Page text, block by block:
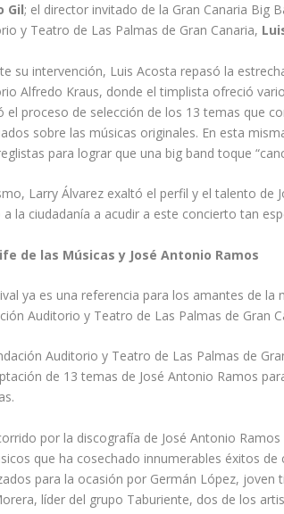
Gil; el director invitado de la Gran Canaria Big
y Teatro de Las Palmas de Gran Canaria,
su intervención, Luis Acosta repasó la
Alfredo Kraus, donde el timplista ofreció
el proceso de selección de los 13 temas que
sobre las músicas originales. En esta
para lograr que una big band toque
Larry Álvarez exaltó el perfil y el talento de
a la ciudadanía a acudir a este concierto tan
de las Músicas y José Antonio Ramos
ya es una referencia para los amantes de
Auditorio y Teatro de Las Palmas de Gran
Auditorio y Teatro de Las Palmas de
de 13 temas de José Antonio Ramos
por la discografía de José Antonio
que ha cosechado innumerables éxitos
para la ocasión por Germán López,
líder del grupo Taburiente, dos de los